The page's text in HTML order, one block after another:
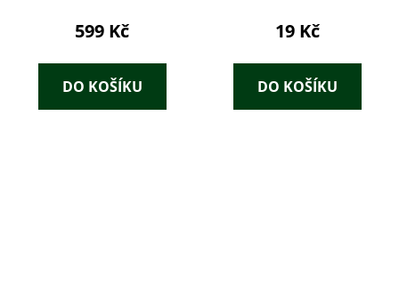
599 Kč
DO KOŠÍKU
19 Kč
DO KOŠÍKU